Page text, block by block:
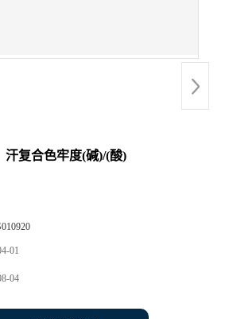
汗复合色牢度(碱)/(酸)
01
04